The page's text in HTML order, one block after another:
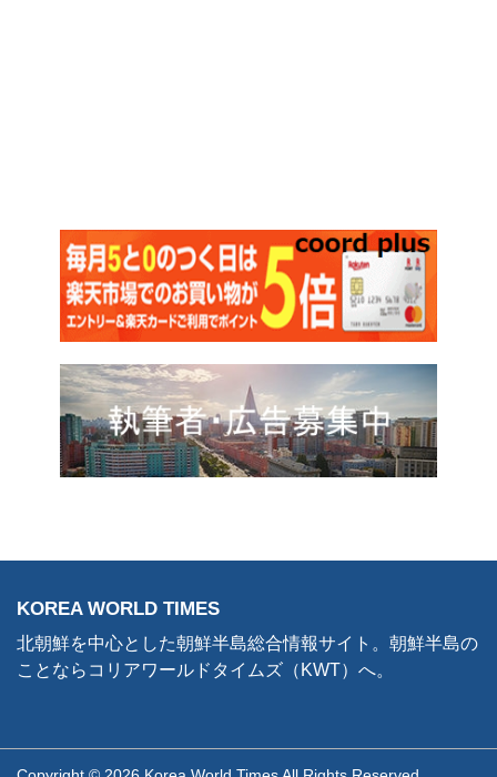
KOREA WORLD TIMES
北朝鮮を中心とした朝鮮半島総合情報サイト。朝鮮半島の
ことならコリアワールドタイムズ（KWT）へ。